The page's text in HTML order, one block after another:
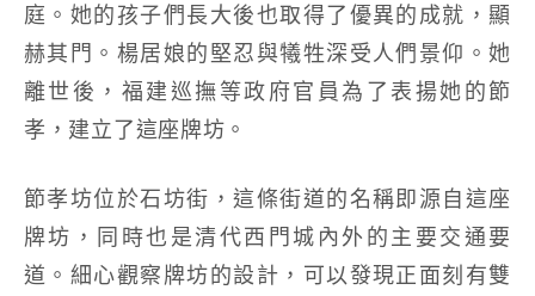
庭。她的孩子們長大後也取得了優異的成就，顯
赫其門。楊居娘的堅忍與犧牲深受人們景仰。她
離世後，福建巡撫等政府官員為了表揚她的節
孝，建立了這座牌坊。
節孝坊位於石坊街，這條街道的名稱即源自這座
牌坊，同時也是清代西門城內外的主要交通要
道。細心觀察牌坊的設計，可以發現正面刻有雙